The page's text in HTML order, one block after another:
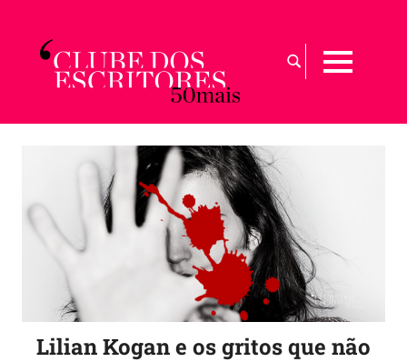
content
Sobre
envelhecer
com
MENU
Busca
por:
Lilian Kogan e os gritos que não